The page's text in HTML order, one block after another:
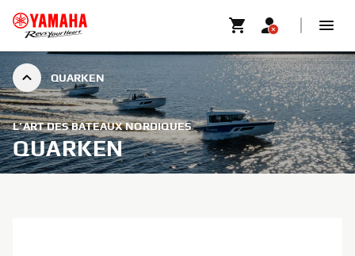
QUARKEN
L’ART DES BATEAUX NORDIQUES
QUARKEN